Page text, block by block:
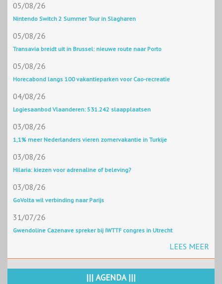
05/08/26
Nintendo Switch 2 Summer Tour in Slagharen
05/08/26
Transavia breidt uit in Brussel: nieuwe route naar Porto
05/08/26
Horecabond langs 100 vakantieparken voor Cao-recreatie
04/08/26
Logiesaanbod Vlaanderen: 531.242 slaapplaatsen
03/08/26
1,1% meer Nederlanders vieren zomervakantie in Turkije
03/08/26
Hilaria: kiezen voor adrenaline of beleving?
03/08/26
GoVolta wil verbinding naar Parijs
31/07/26
Gwendoline Cazenave spreker bij IWTTF congres in Utrecht
LEES MEER
||| AGENDA |||